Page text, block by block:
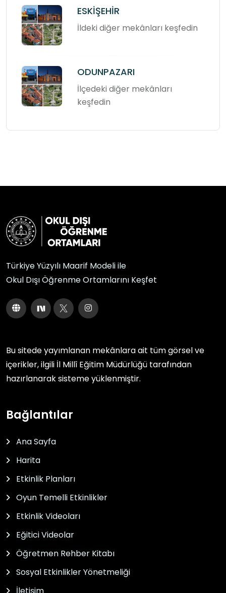
ESKİŞEHİR
İldeki diğer mekânları keşfedin
ODUNPAZARI
İlçedeki diğer mekânları
keşfedin
Türkiye Yüzyılı Maarif Modeli ile
Okul Dışı Öğrenme Ortamlarını Keşfet
Bu sitede yayımlanan mekânlara ait tüm görsel ve
içerikler, ilgili İl Millî Eğitim Müdürlüğü tarafından
hazırlanarak sisteme yüklenmiştir.
Bağlantılar
Ana Sayfa
Harita
Etkinlik Planları
Oyun Temelli Etkinlikler
Etkinlik Videoları
Eğitici Videolar
Öğretmen Rehber Kitabı
Sosyal Etkinlikler Yönetmeliği